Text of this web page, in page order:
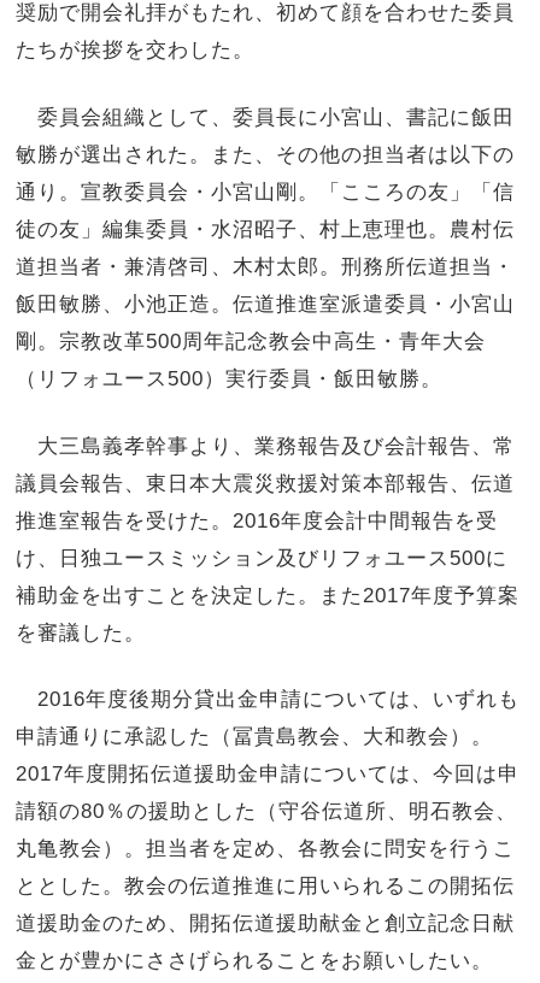
奨励で開会礼拝がもたれ、初めて顔を合わせた委員
たちが挨拶を交わした。
委員会組織として、委員長に小宮山、書記に飯田
敏勝が選出された。また、その他の担当者は以下の
通り。宣教委員会・小宮山剛。「こころの友」「信
徒の友」編集委員・水沼昭子、村上恵理也。農村伝
道担当者・兼清啓司、木村太郎。刑務所伝道担当・
飯田敏勝、小池正造。伝道推進室派遣委員・小宮山
剛。宗教改革500周年記念教会中高生・青年大会
（リフォユース500）実行委員・飯田敏勝。
大三島義孝幹事より、業務報告及び会計報告、常
議員会報告、東日本大震災救援対策本部報告、伝道
推進室報告を受けた。2016年度会計中間報告を受
け、日独ユースミッション及びリフォユース500に
補助金を出すことを決定した。また2017年度予算案
を審議した。
2016年度後期分貸出金申請については、いずれも
申請通りに承認した（冨貴島教会、大和教会）。
2017年度開拓伝道援助金申請については、今回は申
請額の80％の援助とした（守谷伝道所、明石教会、
丸亀教会）。担当者を定め、各教会に問安を行うこ
ととした。教会の伝道推進に用いられるこの開拓伝
道援助金のため、開拓伝道援助献金と創立記念日献
金とが豊かにささげられることをお願いしたい。